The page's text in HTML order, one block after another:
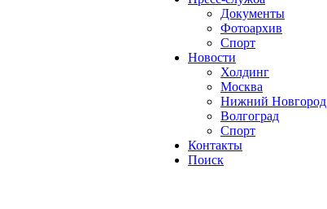
Документы
Фотоархив
Спорт
Новости
Холдинг
Москва
Нижний Новгород
Волгоград
Спорт
Контакты
Поиск